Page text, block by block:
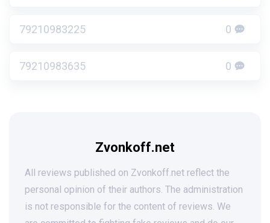
79210983225 0
79210983635 0
Zvonkoff.net
All reviews published on Zvonkoff.net reflect the
personal opinion of their authors. The administration
is not responsible for the content of reviews. We